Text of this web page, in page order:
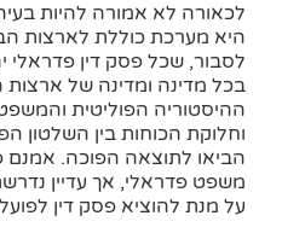
לכאורה לא אמורה להיות
היא מערכת כוללת לארצות
לסבור, שכל פסק דין פדראלי
בכל מדינה ומדינה של
ההיסטוריה הפוליטית
וחלוקת הכוחות בין השלטון
הביאו לתוצאה הפוכה. אמנם
משפט פדראלי, אך עדיין
על מנת להוציא פסק דין